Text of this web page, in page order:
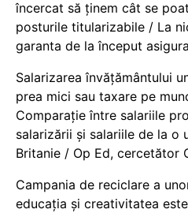
încercat să ținem cât se
posturile titularizabile / La
garanta de la început
Salarizarea învățământului
prea mici sau taxare pe
Comparație între salariile
salarizării și salariile de la o
Britanie / Op Ed, cercetător
Campania de reciclare a
educația și creativitatea